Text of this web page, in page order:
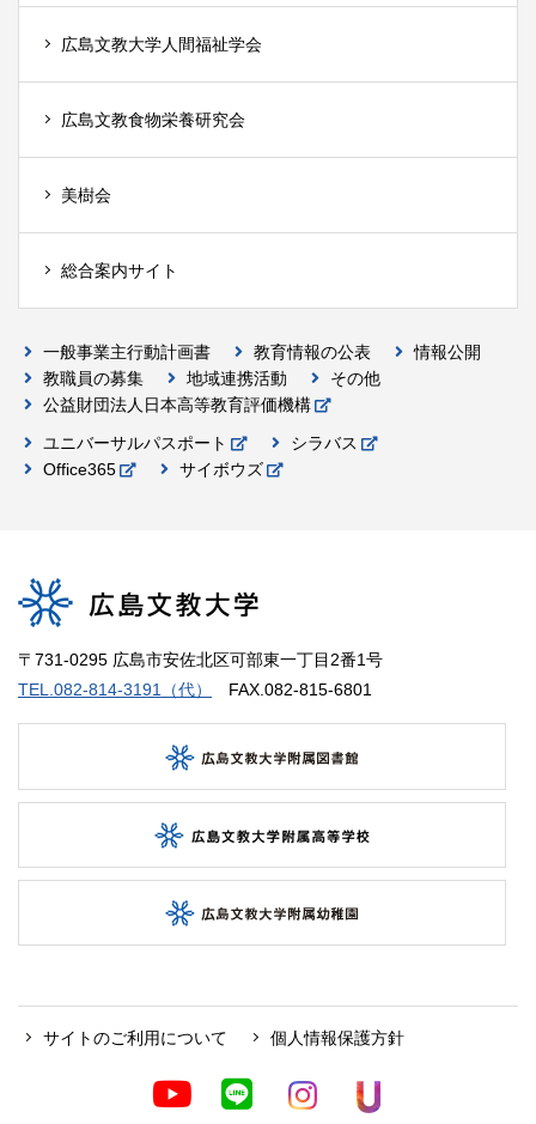
広島文教大学人間福祉学会
広島文教食物栄養研究会
美樹会
総合案内サイト
一般事業主行動計画書 教育情報の公表
情報公開
教職員の募集
地域連携活動
その他
公益財団法人日本高等教育評価機構
ユニバーサルパスポート
シラバス
Office365
サイボウズ
〒731-0295 広島市安佐北区可部東一丁目2番1号
TEL.082-814-3191（代）
FAX.082-815-6801
サイトのご利用について 個人情報保護方針